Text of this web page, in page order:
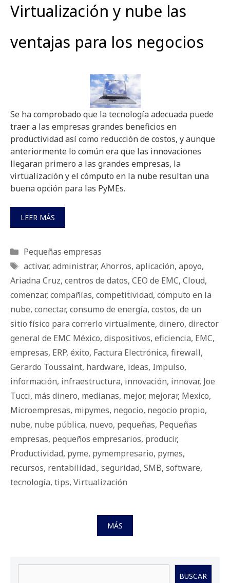
Virtualización y nube las
ventajas para los negocios
Se ha comprobado que la tecnología adecuada puede
traer a las empresas grandes beneficios en
productividad así como reducción de costos, y aunque
anteriormente lo común era que las innovaciones
llegaran primero a las grandes empresas, la
virtualización y el cómputo en la nube resultan una
buena opción para las PyMEs.
LEER MÁS
Categorías
Pequeñas empresas
Etiquetas
activar, administrar, Ahorros, aplicación, apoyo,
Ariadna Cruz, centros de datos, CEO de EMC, Cloud,
comenzar, compañías, competitividad, cómputo en la
nube, conectar, consumo de energía, costos, de un
sitio físico para correrlo virtualmente, dinero, director
general de EMC México, dispositivos, eficiencia, EMC,
empresas, ERP, éxito, Factura Electrónica, firewall,
Gerardo Toussaint, hardware, ideas, Impulso,
información, infraestructura, innovación, innovar, Joe
Tucci, más dinero, medianas, mejor, mejorar, Mexico,
Microempresas, mipymes, negocio, negocio propio,
nube, nube pública, nuevo, pequeñas, Pequeñas
empresas, pequeños empresarios, producir,
Productividad, pyme, pymempresario, pymes,
recursos, rentabilidad., seguridad, SMB, software,
tecnología, tips, Virtualización
MÁS
BUSCAR